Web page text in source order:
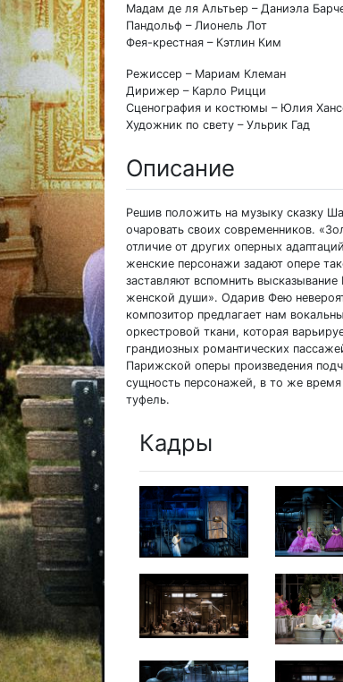
Мадам де ля Альтьер – Даниэла
Пандольф – Лионель Лот
Фея-крестная – Кэтлин Ким
Режиссер – Мариам Клеман
Дирижер – Карло Рицци
Сценография и костюмы – Юлия
Художник по свету – Ульрик Гад
Описание
Решив положить на музыку сказку
очаровать своих современников.
отличие от других оперных
женские персонажи задают опере
заставляют вспомнить
женской души». Одарив Фею
композитор предлагает нам
оркестровой ткани, которая
грандиозных романтических
Парижской оперы произведения
сущность персонажей, в то же
туфель.
Кадры